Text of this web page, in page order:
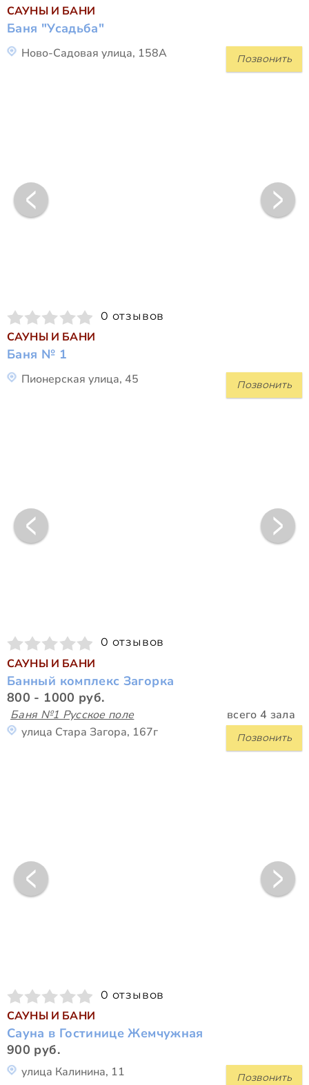
САУНЫ И БАНИ
Баня "Усадьба"
Позвонить
Ново-Садовая улица, 158А
0 отзывов
САУНЫ И БАНИ
Баня № 1
Позвонить
Пионерская улица, 45
0 отзывов
САУНЫ И БАНИ
Банный комплекс Загорка
800 - 1000 руб.
Баня №1 Русское поле всего 4 зала
Позвонить
улица Стара Загора, 167г
0 отзывов
САУНЫ И БАНИ
Сауна в Гостинице Жемчужная
900 руб.
Позвонить
улица Калинина, 11